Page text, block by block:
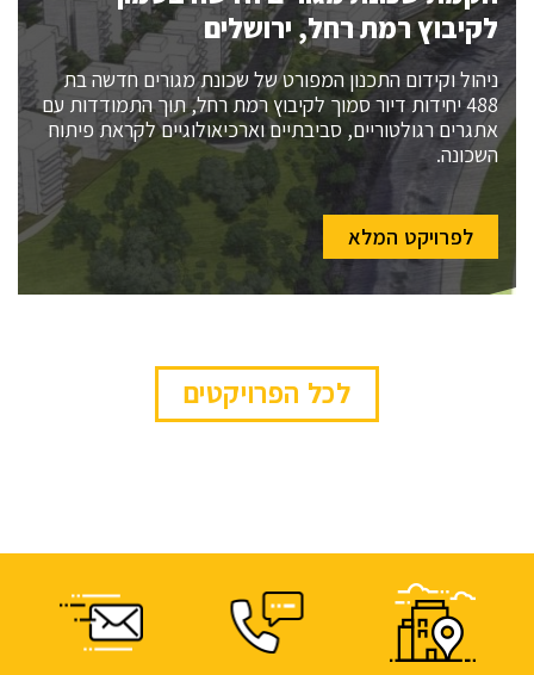
לקיבוץ רמת רחל, ירושלים
ניהול וקידום התכנון המפורט של שכונת מגורים חדשה בת
488 יחידות דיור סמוך לקיבוץ רמת רחל, תוך התמודדות עם
אתגרים רגולטוריים, סביבתיים וארכיאולוגיים לקראת פיתוח
השכונה.
לפרויקט המלא
לכל הפרויקטים